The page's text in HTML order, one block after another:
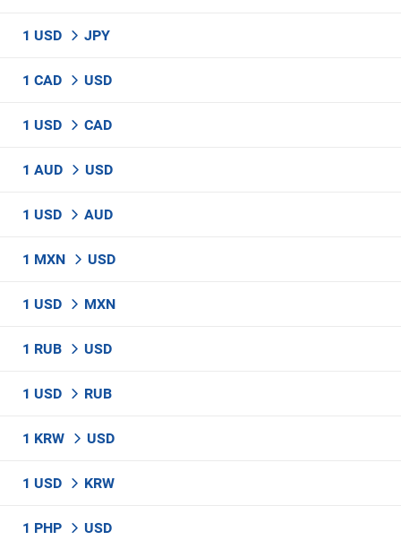
1 USD JPY
1 CAD USD
1 USD CAD
1 AUD USD
1 USD AUD
1 MXN USD
1 USD MXN
1 RUB USD
1 USD RUB
1 KRW USD
1 USD KRW
1 PHP USD